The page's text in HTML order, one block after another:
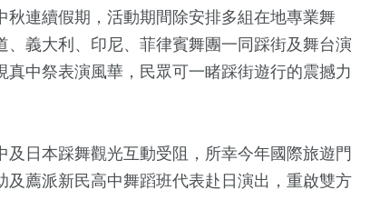
連續假期，活動期間除安排多組在地專業舞
義大利、印尼、菲律賓舞團一同踩街及舞台演
中祭表演風華，民眾可一睹踩街遊行的震撼力
日本踩舞觀光互動受阻，所幸今年國際旅遊門
及薦派新民高中舞蹈班代表赴日演出，重啟雙方
56+
運動
1+
兩岸佛教文化交
231